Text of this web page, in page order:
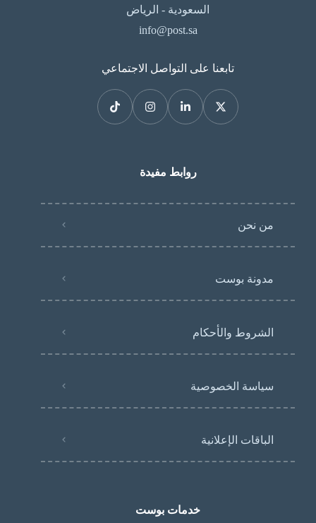
السعودية - الرياض
info@post.sa
تابعنا على التواصل الاجتماعي
روابط مفيدة
من نحن
مدونة بوست
الشروط والأحكام
سياسة الخصوصية
الباقات الإعلانية
خدمات بوست